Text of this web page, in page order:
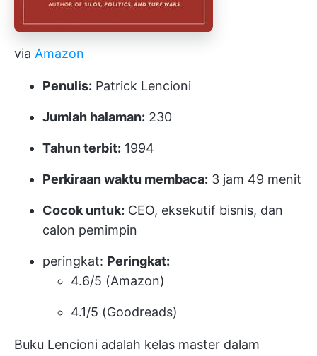
via Amazon
Penulis: Patrick Lencioni
Jumlah halaman: 230
Tahun terbit: 1994
Perkiraan waktu membaca: 3 jam 49 menit
Cocok untuk: CEO, eksekutif bisnis, dan
calon pemimpin
peringkat: Peringkat:
4.6/5 (Amazon)
4.1/5 (Goodreads)
Buku Lencioni adalah kelas master dalam